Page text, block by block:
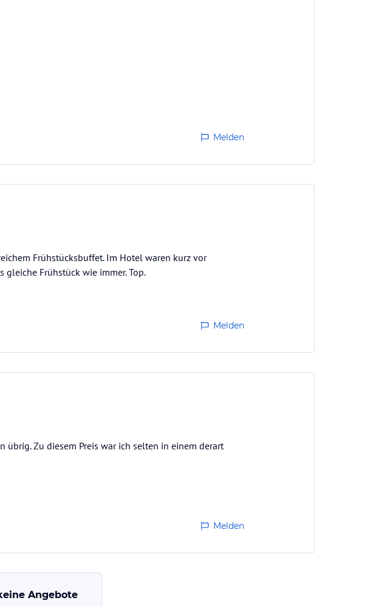
Melden
Frühstücksbuffet. Im Hotel waren kurz vor
gleiche Frühstück wie immer. Top.
Melden
Zu diesem Preis war ich selten in einem derart
Melden
Angebote